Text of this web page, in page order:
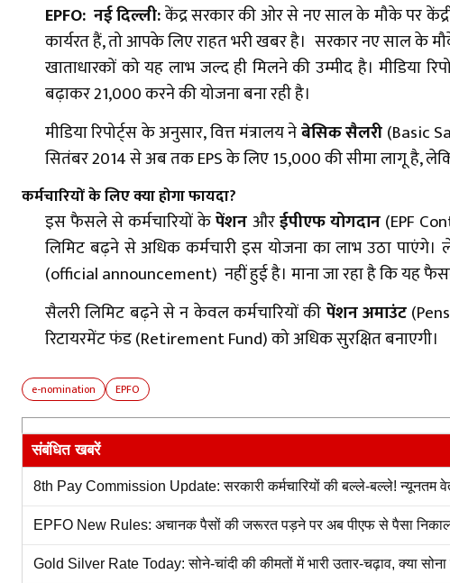
EPFO: नई दिल्ली:केंद्र सरकार की ओर से नए साल के मौके पर
कार्यरत हैं, तो आपके लिए राहत भरी खबर है। सरकार नए साल के
खाताधारकों को यह लाभ जल्द ही मिलने की उम्मीद है। मीडिया
बढ़ाकर ₹21,000 करने की योजना बना रही है।
मीडिया रिपोर्ट्स के अनुसार, वित्त मंत्रालय नेबेसिक सैलरी(Basic
सितंबर 2014 से अब तक EPS के लिए ₹15,000 की सीमा लागू है,
कर्मचारियों के लिए क्या होगा फायदा?
इस फैसले से कर्मचारियों केपेंशनऔरईपीएफ योगदान(EPF
लिमिट बढ़ने से अधिक कर्मचारी इस योजना का लाभ उठा पाएंगे।
(official announcement) नहीं हुई है। माना जा रहा है कि यह
सैलरी लिमिट बढ़ने से न केवल कर्मचारियों कीपेंशन अमाउंट
रिटायरमेंट फंड (Retirement Fund) को अधिक सुरक्षित बनाएगी।
e-nomination EPFO
संबंधित खबरें
8th Pay Commission Update: सरकारी कर्मचारियों की बल्ले-बल्ले! न्यूनतम
EPFO New Rules: अचानक पैसों की जरूरत पड़ने पर अब पीएफ से पैसा
Gold Silver Rate Today: सोने-चांदी की कीमतों में भारी उतार-चढ़ाव, क्या